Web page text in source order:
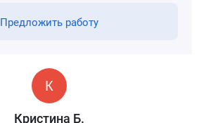
Предложить работу
Кристина Б.